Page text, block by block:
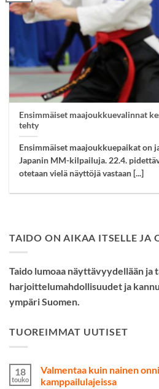
Ensimmäiset maajoukkuevalinnat
tehty
Ensimmäiset maajoukkuepaikat on
Japanin MM-kilpailuja. 22.4.
otetaan vielä näyttöjä vastaan [...]
TAIDO ON AIKAA ITSELLE JA
Taido lumoaa näyttävyydellään ja
harjoittelumahdollisuudet ja
ympäri Suomen.
TUOREIMMAT UUTISET
18
touko
Valmentaa kuin nainen
kamppailulajeissa